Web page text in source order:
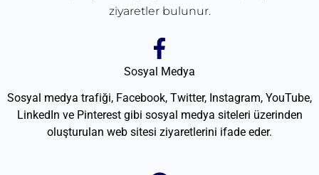
ziyaretler bulunur.
Sosyal Medya
Sosyal medya trafiği, Facebook, Twitter, Instagram, YouTube,
LinkedIn ve Pinterest gibi sosyal medya siteleri üzerinden
oluşturulan web sitesi ziyaretlerini ifade eder.